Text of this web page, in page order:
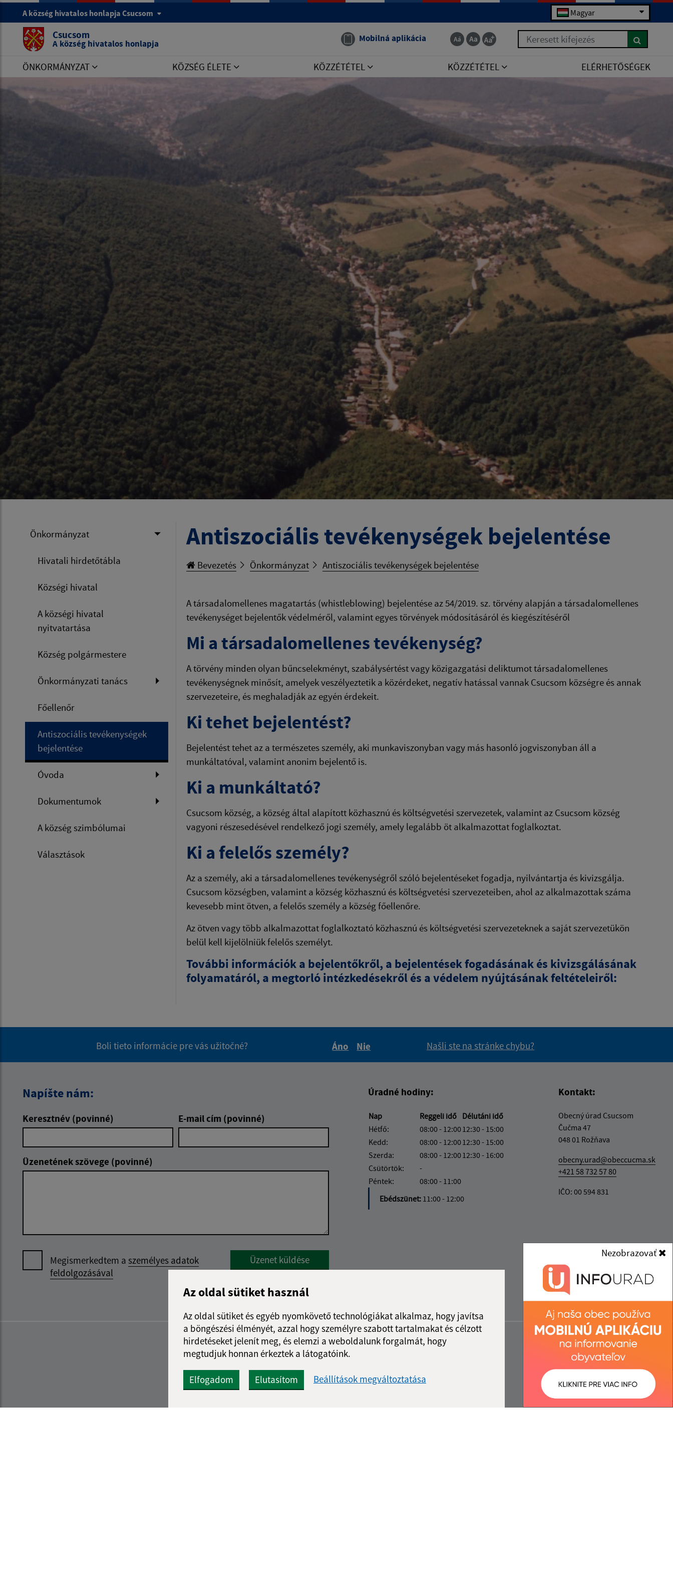
Az oldal sütiket használ
Az oldal sütiket és egyéb nyomkövető technológiákat alkalmaz, hogy javítsa
a böngészési élményét, azzal hogy személyre szabott tartalmakat és célzott
hirdetéseket jelenít meg, és elemzi a weboldalunk forgalmát, hogy
megtudjuk honnan érkeztek a látogatóink.
Elfogadom Elutasítom Beállítások megváltoztatása
Nezobrazovať
A község hivatalos honlapja Csucsom Magyar
Csucsom
A község hivatalos honlapja Mobilná aplikácia Keresett kifejezés
ÖNKORMÁNYZAT KÖZSÉG ÉLETE KÖZZÉTÉTEL KÖZZÉTÉTEL ELÉRHETŐSÉGEK
Önkormányzat
Hivatali hirdetőtábla
Községi hivatal
A községi hivatal
nyitvatartása
Község polgármestere
Önkormányzati tanács
Főellenőr
Antiszociális tevékenységek
bejelentése
Óvoda
Dokumentumok
A község szimbólumai
Választások
Antiszociális tevékenységek bejelentése
Bevezetés Önkormányzat Antiszociális tevékenységek bejelentése
A társadalomellenes magatartás (whistleblowing) bejelentése az 54/2019. sz. törvény alapján a társadalomellenes
tevékenységet bejelentők védelméről, valamint egyes törvények módosításáról és kiegészítéséről
Mi a társadalomellenes tevékenység?
A törvény minden olyan bűncselekményt, szabálysértést vagy közigazgatási deliktumot társadalomellenes
tevékenységnek minősít, amelyek veszélyeztetik a közérdeket, negatív hatással vannak Csucsom községre és annak
szervezeteire, és meghaladják az egyén érdekeit.
Ki tehet bejelentést?
Bejelentést tehet az a természetes személy, aki munkaviszonyban vagy más hasonló jogviszonyban áll a
munkáltatóval, valamint anonim bejelentő is.
Ki a munkáltató?
Csucsom község, a község által alapított közhasznú és költségvetési szervezetek, valamint az Csucsom község
vagyoni részesedésével rendelkező jogi személy, amely legalább öt alkalmazottat foglalkoztat.
Ki a felelős személy?
Az a személy, aki a társadalomellenes tevékenységről szóló bejelentéseket fogadja, nyilvántartja és kivizsgálja.
Csucsom községben, valamint a község közhasznú és költségvetési szervezeteiben, ahol az alkalmazottak száma
kevesebb mint ötven, a felelős személy a község főellenőre.
Az ötven vagy több alkalmazottat foglalkoztató közhasznú és költségvetési szervezeteknek a saját szervezetükön
belül kell kijelölniük felelős személyt.
További információk a bejelentőkről, a bejelentések fogadásának és kivizsgálásának
folyamatáról, a megtorló intézkedésekről és a védelem nyújtásának feltételeiről:
Boli tieto informácie pre vás užitočné?
Áno
Nie
Našli ste na stránke chybu?
Napíšte nám:
Keresztnév (povinné) E-mail cím (povinné)
Üzenetének szövege (povinné)
Megismerkedtem a személyes adatok
feldolgozásával
Google reCaptcha Response
Üzenet küldése
Úradné hodiny:
Nap Reggeli idő Délutáni idő
Hétfő:
08:00 - 12:0012:30 - 15:00
Kedd:
08:00 - 12:0012:30 - 15:00
Szerda:
08:00 - 12:0012:30 - 16:00
Csütörtök:
-
Péntek:
08:00 - 11:00
Ebédszünet: 11:00 - 12:00
Kontakt:
Obecný úrad Csucsom
Čučma 47
048 01 Rožňava
obecny.urad@obeccucma.sk
+421 58 732 57 80
IČO: 00 594 831